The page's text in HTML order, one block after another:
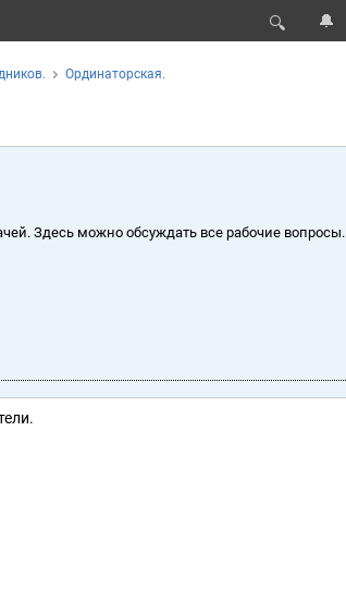
🔍 🔔
Ординаторская.
Здесь можно обсуждать все рабочие вопросы.